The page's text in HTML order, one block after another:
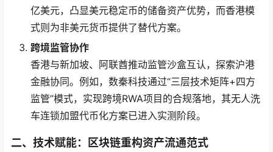
亿美元，凸显美元稳定币的储备资产优势，而香港模
式则为非美元货币提供了替代方案。
跨境监管协作
香港与新加坡、阿联酋推动监管沙盒互认，探索沪港
金融协同。例如，数秦科技通过“三层技术矩阵+四方
监管”模式，实现跨境RWA项目的合规落地，其无人洗
车连锁加盟代币化方案已进入实测阶段。
二、技术赋能：区块链重构资产流通范式